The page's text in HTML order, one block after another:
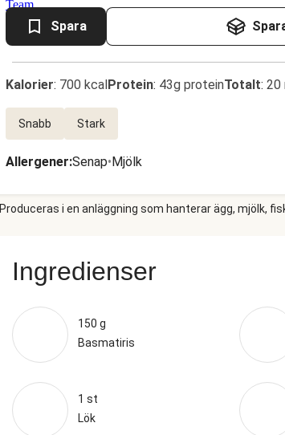
Spara
Kalorier: 700 kcalProtein: 43g proteinTotalt: 20
Snabb Stark
Allergener:Senap•Mjölk
Produceras i en anläggning som hanterar ägg, mjölk,
Ingredienser
150 g
Basmatiris
1 st
Lök